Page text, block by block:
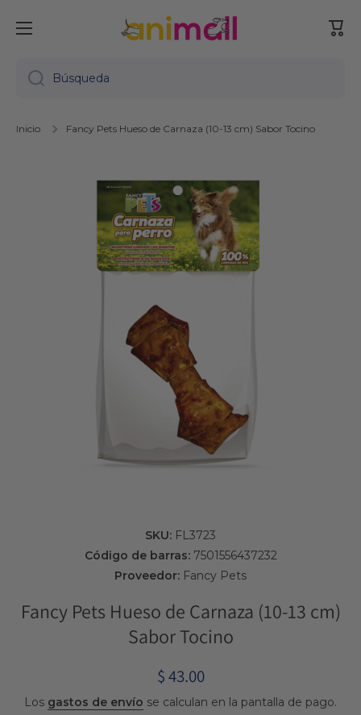
Ir directamente al contenido
Búsqueda
Inicio Fancy Pets Hueso de Carnaza (10-13 cm) Sabor Tocino
SKU: FL3723
Código de barras:7501556437232
Proveedor: Fancy Pets
Fancy Pets Hueso de Carnaza (10-13 cm)
Sabor Tocino
$ 43.00
Los gastos de envío se calculan en la pantalla de pago.